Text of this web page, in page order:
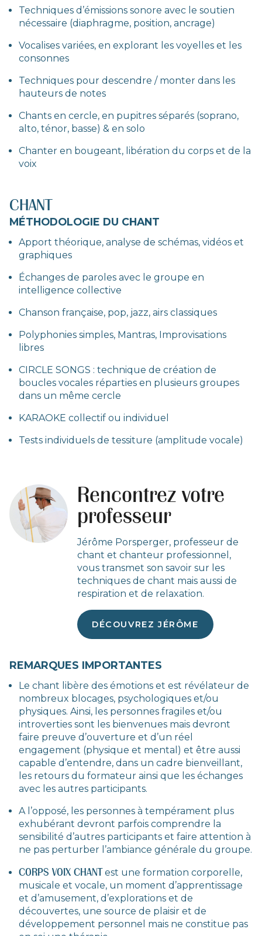
Techniques d’émissions sonore avec le soutien
nécessaire (diaphragme, position, ancrage)
Vocalises variées, en explorant les voyelles et les
consonnes
Techniques pour descendre / monter dans les
hauteurs de notes
Chants en cercle, en pupitres séparés (soprano,
alto, ténor, basse) & en solo
Chanter en bougeant, libération du corps et de la
voix
CHANT
MÉTHODOLOGIE DU CHANT
Apport théorique, analyse de schémas, vidéos et
graphiques
Échanges de paroles avec le groupe en
intelligence collective
Chanson française, pop, jazz, airs classiques
Polyphonies simples, Mantras, Improvisations
libres
CIRCLE SONGS : technique de création de
boucles vocales réparties en plusieurs groupes
dans un même cercle
KARAOKE collectif ou individuel
Tests individuels de tessiture (amplitude vocale)
Rencontrez votre
professeur
Jérôme Porsperger, professeur de
chant et chanteur professionnel,
vous transmet son savoir sur les
techniques de chant mais aussi de
respiration et de relaxation.
DÉCOUVREZ JÉRÔME
REMARQUES IMPORTANTES
Le chant libère des émotions et est révélateur de
nombreux blocages, psychologiques et/ou
physiques. Ainsi, les personnes fragiles et/ou
introverties sont les bienvenues mais devront
faire preuve d’ouverture et d’un réel
engagement (physique et mental) et être aussi
capable d’entendre, dans un cadre bienveillant,
les retours du formateur ainsi que les échanges
avec les autres participants.
A l’opposé, les personnes à tempérament plus
exhubérant devront parfois comprendre la
sensibilité d’autres participants et faire attention à
ne pas perturber l’ambiance générale du groupe.
CORPS VOIX CHANTest une formation corporelle,
musicale et vocale, un moment d’apprentissage
et d’amusement, d’explorations et de
découvertes, une source de plaisir et de
développement personnel mais ne constitue pas